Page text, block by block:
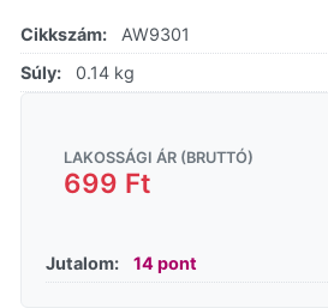
Cikkszám:
AW9301
Súly:
0.14 kg
LAKOSSÁGI ÁR (BRUTTÓ)
699 Ft
Jutalom: 14 pont